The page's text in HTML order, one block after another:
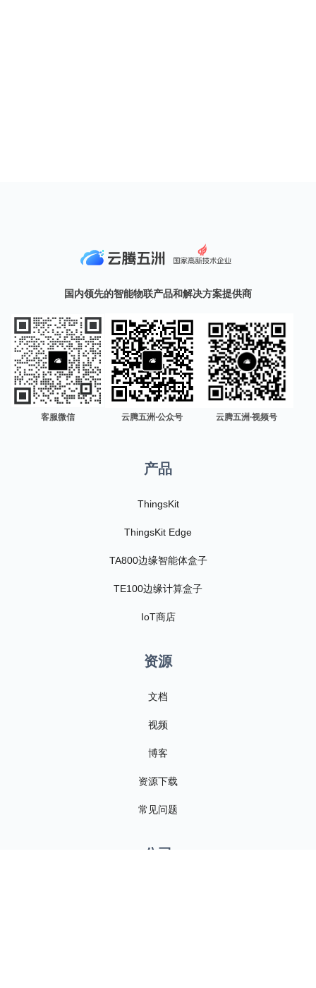
国内领先的智能物联产品和解决方案提供商
客服微信 云腾五洲·公众号 云腾五洲·视频号
产品
ThingsKit
ThingsKit Edge
TA800边缘智能体盒子
TE100边缘计算盒子
IoT商店
资源
文档
视频
博客
资源下载
常见问题
公司